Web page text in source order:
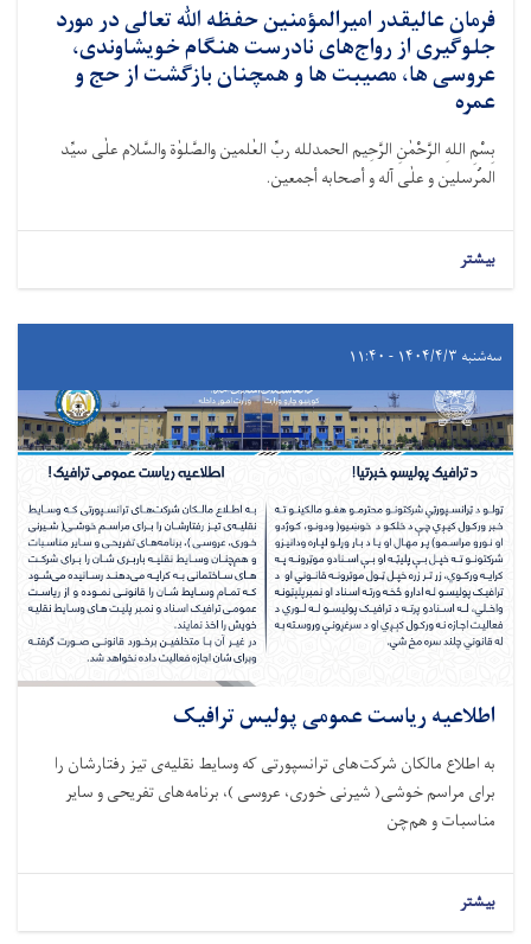
فرمان عالیقدر امیرالمؤمنین حفظه ﷲ تعالی در مورد
جلوگیری از رواج‌های نادرست هنگام خویشاوندی،
عروسی ها، مصیبت ها و همچنان بازگشت از حج و
عمره
بِسْمِ اللهِ الرَّحْمٰنِ الرَّحِيم الحمدلله ربِّ العٰلمین والصَّلوٰة والسَّلام علٰی سیِّد
المُرسلین و علٰی آله و أصحابه أجمعین.
بیشتر
سه‌شنبه ۱۴۰۴/۴/۳ - ۱۱:۴۰
اطلاعیه ریاست عمومی پولیس ترافیک
به اطلاع مالکان شرکت‌های ترانسپورتی که وسایط نقلیه‌ی تیز رفتارشان را
برای مراسم خوشی( شیرنی خوری، عروسی )، برنامه‌های تفریحی و سایر
مناسبات و هم‌چن
بیشتر